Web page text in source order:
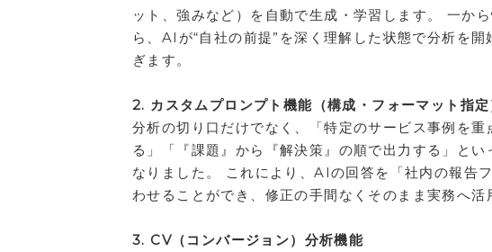
ット、強みなど）を自動で生成・学習します。 一か
ら、AIが“自社の前提”を深く理解した状態で分析を
ぎます。
2. カスタムプロンプト機能（構成・フォーマット指定
分析の切り口だけでなく、「特定のサービス事例を
る」「『課題』から『解決策』の順で出力する」と
なりました。 これにより、AIの回答を「社内の報告
わせることができ、修正の手間なくそのまま実務へ活
3. CV（コンバージョン）分析機能